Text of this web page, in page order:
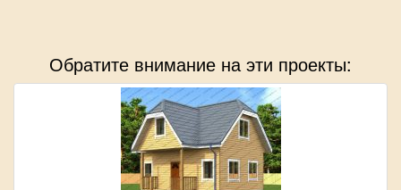
Обратите внимание на эти проекты: